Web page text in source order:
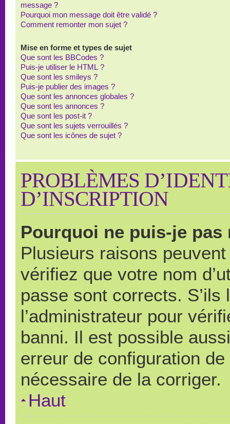
message ?
Pourquoi mon message doit être validé ?
Comment remonter mon sujet ?
Mise en forme et types de sujet
Que sont les BBCodes ?
Puis-je utiliser le HTML ?
Que sont les smileys ?
Puis-je publier des images ?
Que sont les annonces globales ?
Que sont les annonces ?
Que sont les post-it ?
Que sont les sujets verrouillés ?
Que sont les icônes de sujet ?
PROBLÈMES
D’INSCRIPTION
Pourquoi ne puis-je pas
Plusieurs raisons
vérifiez que votre nom
passe sont corrects.
l’administrateur pour
banni. Il est possible
erreur de configuration
nécessaire de la corriger.
Haut